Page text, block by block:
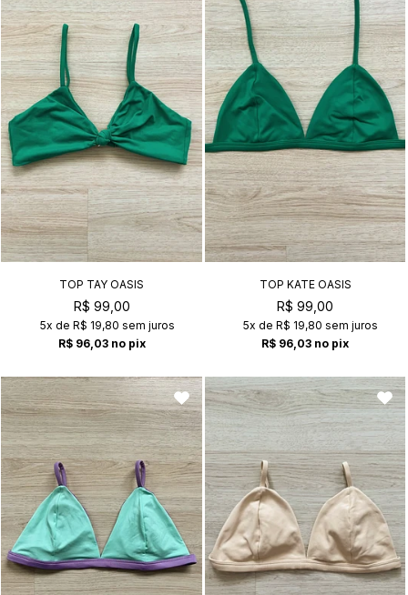
TOP TAY OASIS
R$ 99,00
5x de R$ 19,80 sem juros
R$ 96,03 no pix
TOP KATE OASIS
R$ 99,00
5x deR$ 19,80 sem juros
R$ 96,03 no pix